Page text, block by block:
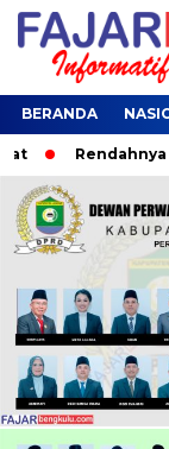
BERANDA
Rendahnya